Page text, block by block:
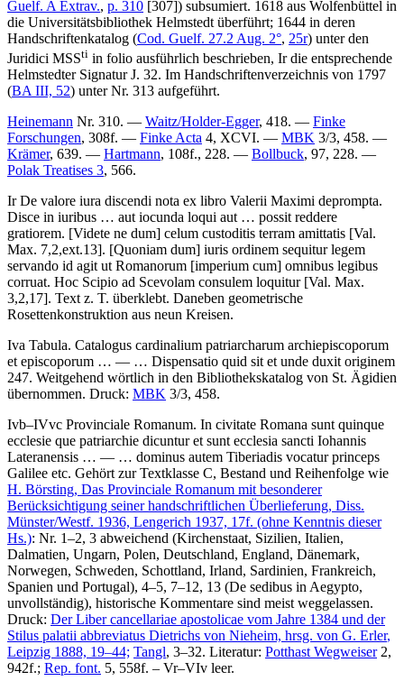
Guelf. A Extrav., p. 310 [307]) subsumiert. 1618 aus Wolfenbüttel in
die Universitätsbibliothek Helmstedt überführt; 1644 in deren
Handschriftenkatalog (Cod. Guelf. 27.2 Aug. 2°, 25r) unter den
Juridici MSSti in folio ausführlich beschrieben, Ir die entsprechende
Helmstedter SignaturJ. 32. Im Handschriftenverzeichnis von 1797
(BA III, 52) unter Nr. 313 aufgeführt.
Heinemann Nr. 310. — Waitz/Holder-Egger, 418. — Finke
Forschungen, 308f. — Finke Acta 4, XCVI. — MBK 3/3, 458. —
Krämer, 639. — Hartmann, 108f., 228. — Bollbuck, 97, 228. —
Polak Treatises 3, 566.
IrDe valore iura discendi nota ex libro Valerii Maximi deprompta.
Disce in iuribus … aut iocunda loqui aut … possit reddere
gratiorem. [Videte ne dum] celum custoditis terram amittatis [Val.
Max. 7,2,ext.13]. [Quoniam dum] iuris ordinem sequitur legem
servando id agit ut Romanorum [imperium cum] omnibus legibus
corruat. Hoc Scipio ad Scevolam consulem loquitur[Val. Max.
3,2,17]. Text z. T. überklebt. Daneben geometrische
Rosettenkonstruktion aus neun Kreisen.
Iva Tabula. Catalogus cardinalium patriarcharum archiepiscoporum
et episcoporum … — … Dispensatio quid sit et unde duxit originem
247. Weitgehend wörtlich in den Bibliothekskatalog von St. Ägidien
übernommen. Druck: MBK 3/3, 458.
Ivb–IVvc Provinciale Romanum. In civitate Romana sunt quinque
ecclesie que patriarchie dicuntur et sunt ecclesia sancti Iohannis
Lateranensis … — … dominus autem Tiberiadis vocatur princeps
Galilee etc. Gehört zur Textklasse C, Bestand und Reihenfolge wie
H. Börsting, Das Provinciale Romanum mit besonderer
Berücksichtigung seiner handschriftlichen Überlieferung, Diss.
Münster/Westf. 1936, Lengerich 1937, 17f. (ohne Kenntnis dieser
Hs.): Nr. 1–2, 3 abweichend (Kirchenstaat, Sizilien, Italien,
Dalmatien, Ungarn, Polen, Deutschland, England, Dänemark,
Norwegen, Schweden, Schottland, Irland, Sardinien, Frankreich,
Spanien und Portugal), 4–5, 7–12, 13 (De sedibus in Aegypto,
unvollständig), historische Kommentare sind meist weggelassen.
Druck: Der Liber cancellariae apostolicae vom Jahre 1384 und der
Stilus palatii abbreviatus Dietrichs von Nieheim, hrsg. von G. Erler,
Leipzig 1888, 19–44; Tangl, 3–32. Literatur: Potthast Wegweiser2,
942f.; Rep. font. 5, 558f. – Vr–VIv leer.